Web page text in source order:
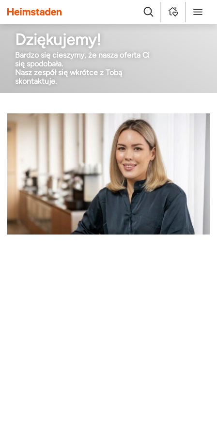
Heimstaden
Szukaj MyHomeMenu
Dziękujemy!
Bardzo się cieszymy, że nasza oferta Ci
się spodobała.
Nasz zespół się wkrótce z Tobą
skontaktuje.